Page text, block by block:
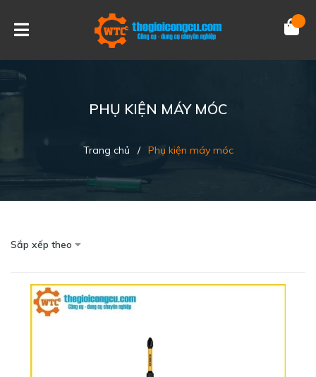
PHỤ KIỆN MÁY MÓC
Trang chủ / Phụ kiện máy móc
Sắp xếp theo